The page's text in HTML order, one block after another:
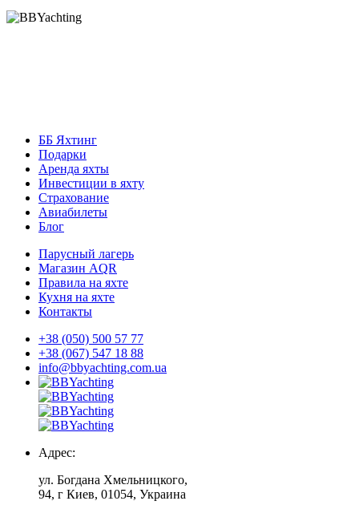
ББ Яхтинг
Подарки
Аренда яхты
Инвестиции в яхту
Страхование
Авиабилеты
Блог
Парусный лагерь
Магазин AQR
Правила на яхте
Кухня на яхте
Контакты
+38 (050) 500 57 77
+38 (067) 547 18 88
info@bbyachting.com.ua
Адрес:
ул. Богдана Хмельницкого,
94, г Киев, 01054, Украина